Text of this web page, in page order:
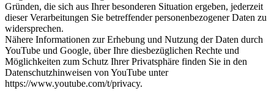
Gründen, die sich aus Ihrer besonderen Situation ergeben, jederzeit
dieser Verarbeitungen Sie betreffender personenbezogener Daten zu
widersprechen.
Nähere Informationen zur Erhebung und Nutzung der Daten durch
YouTube und Google, über Ihre diesbezüglichen Rechte und
Möglichkeiten zum Schutz Ihrer Privatsphäre finden Sie in den
Datenschutzhinweisen von YouTube unter
https://www.youtube.com/t/privacy.